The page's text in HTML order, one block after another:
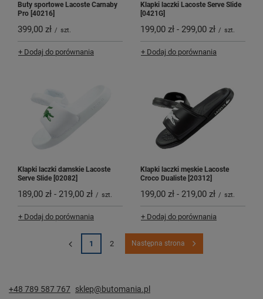
Buty sportowe Lacoste Carnaby
Pro [40216]
399,00 zł / szt.
+ Dodaj do porównania
Klapki laczki Lacoste Serve Slide
[0421G]
199,00 zł - 299,00 zł / szt.
+ Dodaj do porównania
Klapki laczki damskie Lacoste
Serve Slide [02082]
189,00 zł - 219,00 zł / szt.
+ Dodaj do porównania
Klapki laczki męskie Lacoste
Croco Dualiste [20312]
199,00 zł - 219,00 zł / szt.
+ Dodaj do porównania
1 2 Następna strona
+48 789 587 767 sklep@butomania.pl